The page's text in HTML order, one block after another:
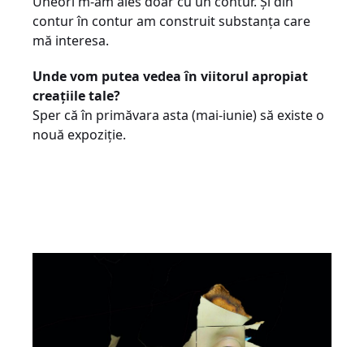
contur în contur am construit substanţa care
mă interesa.
Unde vom putea vedea în viitorul apropiat
creaţiile tale?
Sper că în primăvara asta (mai-iunie) să existe o
nouă expoziţie.